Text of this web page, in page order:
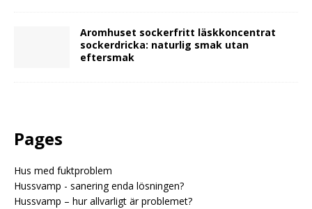
Aromhuset sockerfritt läskkoncentrat
sockerdricka: naturlig smak utan
eftersmak
Pages
Hus med fuktproblem
Hussvamp - sanering enda lösningen?
Hussvamp – hur allvarligt är problemet?